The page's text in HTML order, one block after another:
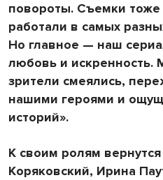
повороты. Съемки
работали в самых
Но главное — наш
любовь и искренность.
зрители смеялись,
нашими героями и
историй».
К своим ролям
Коряковский, Ирина